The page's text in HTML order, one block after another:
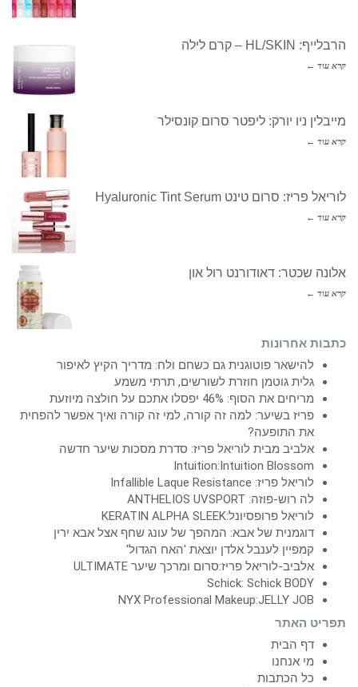
הרבלייף: HL/SKIN – קרם לילה
קרא עוד ←
מייבלין ניו יורק: ליפטר סרום קונסילר
קרא עוד ←
לוריאל פריז: סרום טינט Hyaluronic Tint Serum
קרא עוד ←
אלונה שכטר: דאודורנט רול און
קרא עוד ←
כתבות אחרונות
להישאר פוטוגנית גם כשחם ולח: מדריך הקיץ לאיפור
גלית גוטמן חוזרת לשורשים, תרתי משמע
מריחים את הסוף: 46% יפסלו אתכם על חולצה מיוזעת
פריז בשיער: למה זה קורה, למי זה קורה ואיך אפשר להפחית
את התופעה?
אלביב מבית לוריאל פריז: סדרת מסכות שיער חדשה
Intuition:Intuition Blossom
לוריאל פריז: Infallible Laque Resistance
לה רוש-פוזה: ANTHELIOS UVSPORT
לוריאל פרופסיונל:KERATIN ALPHA SLEEK
דוגמנית של אבא: המהפך של עונג שחף אצל אבא ירין
קמפיין לענבל אלדן יוצאת 'האח הגדול'
אלביב-לוריאל פריז:סרום ומרכך שיער ULTIMATE
Schick: Schick BODY
NYX Professional Makeup:JELLY JOB
תפריט האתר
דף הבית
מי אנחנו
כל הכתבות